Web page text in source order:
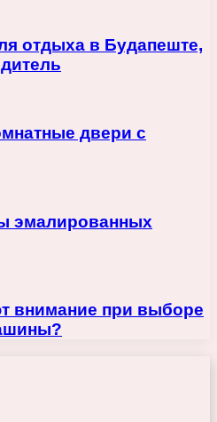
отдыха в Будапеште,
двери с
эмалированных
внимание при выборе